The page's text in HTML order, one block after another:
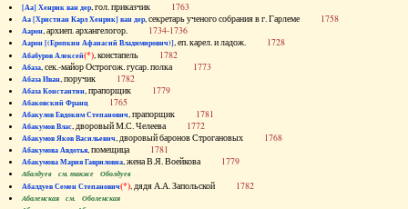
[Аа] Хенрик ван дер, гол. приказчик 1763
Аа [Христиан Карл Хенрик] ван дер, секретарь ученого собрания в г. Гарлеме 1758
Аарон, архиеп. архангелогор. 1734-1736
Аарон [(Еропкин Афанасий Владимирович)], еп. карел. и ладож. 1728
Абабуров Алексей(*), констапель 1782
Абаза, сек.-майор Острогож. гусар. полка 1773
Абаза Иван, поручик 1782
Абаза Константин, прапорщик 1779
Абаковский Франц 1765
Абакулов Евдоким Степанович, прапорщик 1781
Абакумов Влас, дворовый М.С. Челеева 1772
Абакумов Яков Васильевич, дворовый баронов Строгановых 1768
Абакумова Авдотья, помещица 1781
Абакумова Мария Гавриловна, жена В.Я. Воейкова 1779
Абалдуев см. также Оболдуев
Абалдуев Семен Степанович(*), дядя А.А. Запольской 1782
Абаленская см. Оболенская